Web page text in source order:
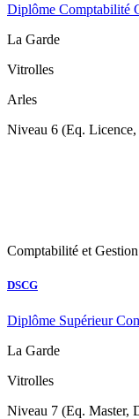
Diplôme Comptabilité
La Garde
Vitrolles
Arles
Niveau 6 (Eq.
Comptabilité et Gestion
DSCG
Diplôme Supérieur
La Garde
Vitrolles
Niveau 7 (Eq. Master,